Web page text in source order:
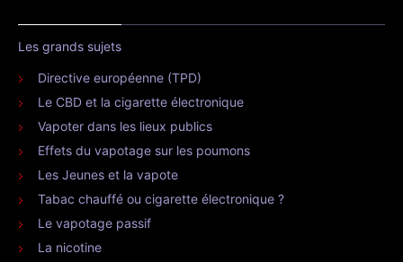
Les grands sujets
Directive européenne (TPD)
Le CBD et la cigarette électronique
Vapoter dans les lieux publics
Effets du vapotage sur les poumons
Les Jeunes et la vapote
Tabac chauffé ou cigarette électronique ?
Le vapotage passif
La nicotine